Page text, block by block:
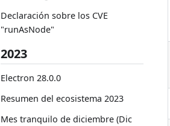
Declaración sobre los CVE
"runAsNode"
2023
Electron 28.0.0
Resumen del ecosistema 2023
Mes tranquilo de diciembre (Dic